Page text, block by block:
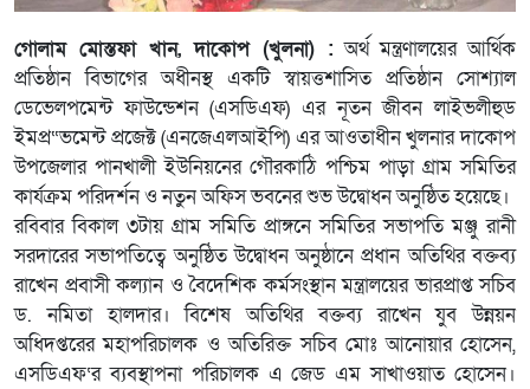
গোলাম মোস্তফা খান, দাকোপ (খুলনা) : অর্থ মন্ত্রণালয়ের আর্থিক
প্রতিষ্ঠান বিভাগের অধীনস্থ একটি স্বায়ত্তশাসিত প্রতিষ্ঠান সোশ্যাল
ডেভেলপমেন্ট ফাউন্ডেশন (এসডিএফ) এর নূতন জীবন লাইভলীহুড
ইমপ্র“ভমেন্ট প্রজেক্ট (এনজেএলআইপি) এর আওতাধীন খুলনার দাকোপ
উপজেলার পানখালী ইউনিয়নের গৌরকাঠি পশ্চিম পাড়া গ্রাম সমিতির
কার্যক্রম পরিদর্শন ও নতুন অফিস ভবনের শুভ উদ্বোধন অনুষ্ঠিত হয়েছে।
রবিবার বিকাল ৩টায় গ্রাম সমিতি প্রাঙ্গনে সমিতির সভাপতি মঞ্জু রানী
সরদারের সভাপতিত্বে অনুষ্ঠিত উদ্বোধন অনুষ্ঠানে প্রধান অতিথির বক্তব্য
রাখেন প্রবাসী কল্যান ও বৈদেশিক কর্মসংস্থান মন্ত্রালয়ের ভারপ্রাপ্ত সচিব
ড. নমিতা হালদার। বিশেষ অতিথির বক্তব্য রাখেন যুব উন্নয়ন
অধিদপ্তরের মহাপরিচালক ও অতিরিক্ত সচিব মোঃ আনোয়ার হোসেন,
এসডিএফ‘র ব্যবস্থাপনা পরিচালক এ জেড এম সাখাওয়াত হোসেন।